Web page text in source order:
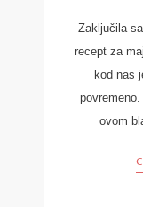
Zaključila
recept za
kod nas
ovom